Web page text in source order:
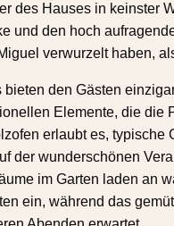
des Hauses in keinster
und den hoch
verwurzelt haben,
den Gästen
Elemente, die die
erlaubt es, typische
der wunderschönen
im Garten laden an
ein, während das